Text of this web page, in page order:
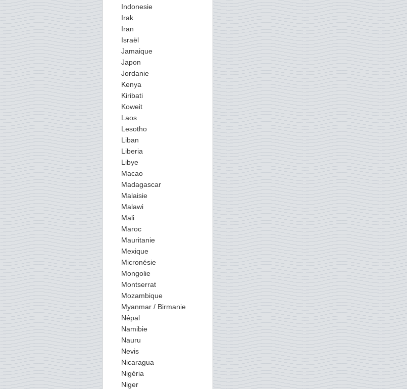
Indonesie
Irak
Iran
Israël
Jamaique
Japon
Jordanie
Kenya
Kiribati
Koweit
Laos
Lesotho
Liban
Liberia
Libye
Macao
Madagascar
Malaisie
Malawi
Mali
Maroc
Mauritanie
Mexique
Micronésie
Mongolie
Montserrat
Mozambique
Myanmar / Birmanie
Népal
Namibie
Nauru
Nevis
Nicaragua
Nigéria
Niger